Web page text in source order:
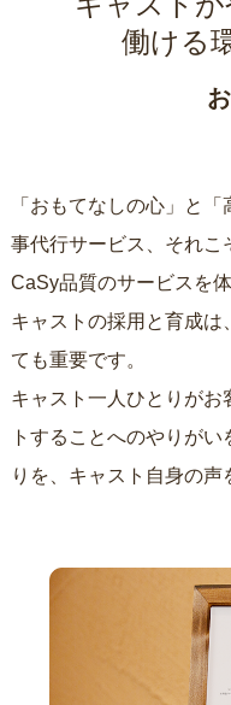
働ける
「おもてなしの心」と
事代行サービス、それこ
CaSy品質のサービスを
キャストの採用と育成は、
ても重要です。
キャスト一人ひとりがお
トすることへのやりがい
りを、キャスト自身の声